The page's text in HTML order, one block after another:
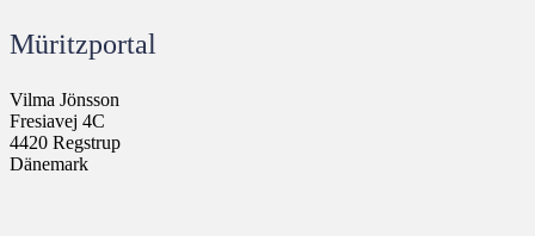
Müritzportal
Vilma Jönsson
Fresiavej 4C
4420 Regstrup
Dänemark